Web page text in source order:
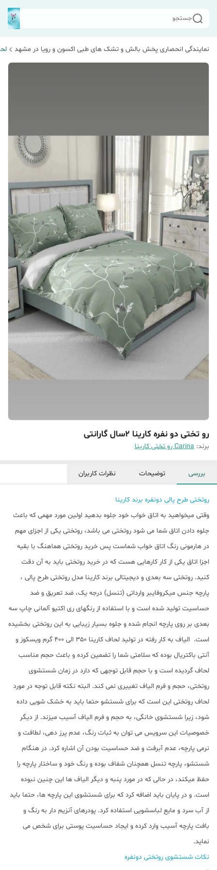
جستجو
نمایندگی انحصاری پخش بالش و تشک های طبی اکسون و رویا در مشهد
رو تختی دو نفره کارینا 2سال گارانتی
برند: Carina رو تختی کارینا
بررسی توضیحات نظرات کاربران
روتختی طرح پالی دونفره برند کارینا
وقتی میخواهید به اتاق خواب خود جلوه بدهید اولین مورد مهمی که باعث
جلوه دادن اتاق شما می شود روتختی می باشد، روتختی یکی از اجزای مهم
در هارمونی رنگ اتاق خواب شماست پس خرید روتختی هماهنگ با بقیه
اجزا اتاق یکی از کار کارهایی هست که در خرید روتختی باید به آن دقت
کنید. روتختی سه بعدی و دیجیتالی برند کارینا مدل روتختی طرح پالی ،
پارچه جنس میکروفایبر وارداتی (تنسل) درجه یک، ضد تعریق و ضد
حساسیت تولید شده است و با استفاده از رنگهای ری اکتیو آلمانی چاپ سه
بعدی بر روی پارچه انجام شده و جلوه بسیار زیبایی به این روتختی بخشیده
است. الیاف به کار رفته در تولید لحاف کارینا ۳۵۰ الی ۴۰۰ گرم ویسکوز و
آنتی باکتریال بوده که سلامتی شما را تضمین کرده و باعث حجم مناسب
لحاف گردیده است و با حجم قابل توجهی که دارد در زمان شستشوی
روتختی، حجم و فرم الیاف تغییری نمی کند. البته نکته قابل توجه در مورد
لحاف روتختی این است که برای شستشو حتما باید به خشک شویی داده
شود، زیرا شستشوی خانگی، به حجم و فرم الیاف آسیب میزند. از دیگر
ﺧﺼﻮﺻﯿﺎت این سرویس می توان به ﺛﺒﺎت رﻧﮓ، ﻋﺪم ﭘﺮز دﻫﯽ، ﻟﻄﺎﻓﺖ و
ﻧﺮﻣﯽ پارچه، عدم آﺑﺮﻓﺖ و ضد حساسیت بودن آن اشاره کرد. در هنگام
شستشو، پارچه تنسل همچنان شفاف بوده و رنگ خود و ساختار پارچه را
حفظ میکند، در حالی که در مورد پنبه و دیگر الیاف ها این چنین نبوده
است. و در پایان باید اضافه کرد که برای شستشوی این پارچه ها، حتما باید
از آب سرد و مایع لباسشویی استفاده کرد. پودرهای آنزیم دار به رنگ و
بافت پارچه آسیب وارد کرده و ایجاد حساسیت پوستی برای شخص می
نماید.
نکات شستشوی روتختی دونفره